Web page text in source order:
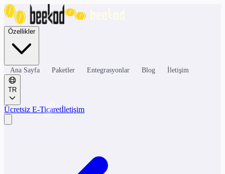
Özellikler
Ana Sayfa Paketler Entegrasyonlar Blog İletişim
TR
Ücretsiz E-Ticaretİletişim